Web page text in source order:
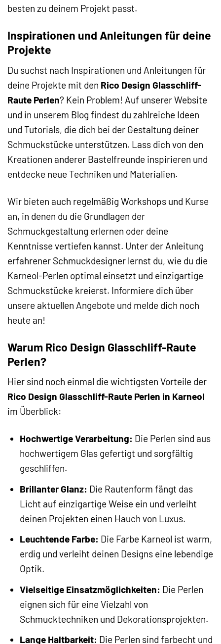
besten zu deinem Projekt passt.
Inspirationen und Anleitungen für deine
Projekte
Du suchst nach Inspirationen und Anleitungen für
deine Projekte mit den Rico Design Glasschliff-
Raute Perlen? Kein Problem! Auf unserer Website
und in unserem Blog findest du zahlreiche Ideen
und Tutorials, die dich bei der Gestaltung deiner
Schmuckstücke unterstützen. Lass dich von den
Kreationen anderer Bastelfreunde inspirieren und
entdecke neue Techniken und Materialien.
Wir bieten auch regelmäßig Workshops und Kurse
an, in denen du die Grundlagen der
Schmuckgestaltung erlernen oder deine
Kenntnisse vertiefen kannst. Unter der Anleitung
erfahrener Schmuckdesigner lernst du, wie du die
Karneol-Perlen optimal einsetzt und einzigartige
Schmuckstücke kreierst. Informiere dich über
unsere aktuellen Angebote und melde dich noch
heute an!
Warum Rico Design Glasschliff-Raute
Perlen?
Hier sind noch einmal die wichtigsten Vorteile der
Rico Design Glasschliff-Raute Perlen in Karneol
im Überblick:
Hochwertige Verarbeitung: Die Perlen sind aus
hochwertigem Glas gefertigt und sorgfältig
geschliffen.
Brillanter Glanz: Die Rautenform fängt das
Licht auf einzigartige Weise ein und verleiht
deinen Projekten einen Hauch von Luxus.
Leuchtende Farbe: Die Farbe Karneol ist warm,
erdig und verleiht deinen Designs eine lebendige
Optik.
Vielseitige Einsatzmöglichkeiten: Die Perlen
eignen sich für eine Vielzahl von
Schmucktechniken und Dekorationsprojekten.
Lange Haltbarkeit: Die Perlen sind farbecht und